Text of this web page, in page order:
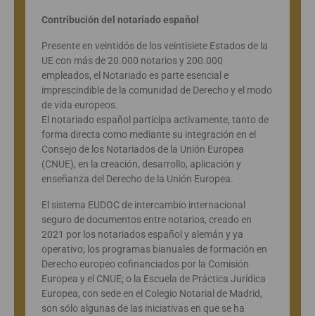
Contribución del notariado español
Presente en veintidós de los veintisiete Estados de la
UE con más de 20.000 notarios y 200.000
empleados, el Notariado es parte esencial e
imprescindible de la comunidad de Derecho y el modo
de vida europeos.
El notariado español participa activamente, tanto de
forma directa como mediante su integración en el
Consejo de los Notariados de la Unión Europea
(CNUE), en la creación, desarrollo, aplicación y
enseñanza del Derecho de la Unión Europea.
El sistema EUDOC de intercambio internacional
seguro de documentos entre notarios, creado en
2021 por los notariados español y alemán y ya
operativo; los programas bianuales de formación en
Derecho europeo cofinanciados por la Comisión
Europea y el CNUE; o la Escuela de Práctica Jurídica
Europea, con sede en el Colegio Notarial de Madrid,
son sólo algunas de las iniciativas en que se ha